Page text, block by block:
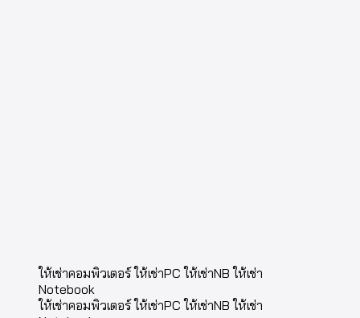
ให้เช่าคอมพิวเตอร์ ให้เช่าPC ให้เช่าNB ให้เช่า
Notebook
ให้เช่าคอมพิวเตอร์ ให้เช่าPC ให้เช่าNB ให้เช่า